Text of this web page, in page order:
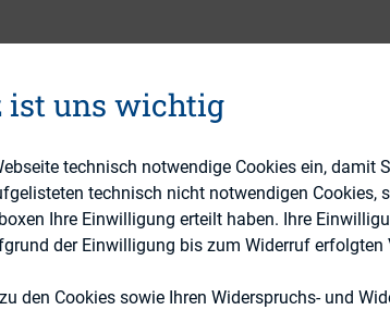
oder doch eher „Besser spät, als nie“?
aufmerksam lesen:
zur 25. DIRK-Konferenz ist noch
möglich.
sich gleich an, damit es für Sie nicht
ist uns wichtig
technisch notwendige Cookies ein, damit
technisch nicht notwendigen Cookies,
Ihre Einwilligung erteilt haben. Ihre
der Einwilligung bis zum Widerruf erfolgten
den Cookies sowie Ihren Widerspruchs- und